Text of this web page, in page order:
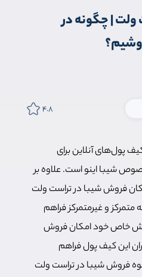
| چگونه در
4.8
پول‌های آنلاین برای
شیبا اینو است. علاوه بر
فروش شیبا در تراست ولت
متمرکز و غیرمتمرکز فراهم
خاص خود امکان فروش
این کیف پول فراهم
فروش شیبا در تراست ولت